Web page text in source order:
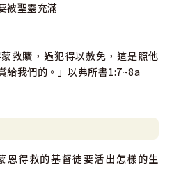
聖靈充滿
救贖，過犯得以赦免，這是照他
給我們的。」以弗所書1:7~8a
得救的基督徒要活出怎樣的生